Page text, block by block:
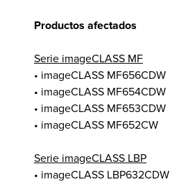
Productos afectados
Serie imageCLASS MF
• imageCLASS MF656CDW
• imageCLASS MF654CDW
• imageCLASS MF653CDW
• imageCLASS MF652CW
Serie imageCLASS LBP
• imageCLASS LBP632CDW